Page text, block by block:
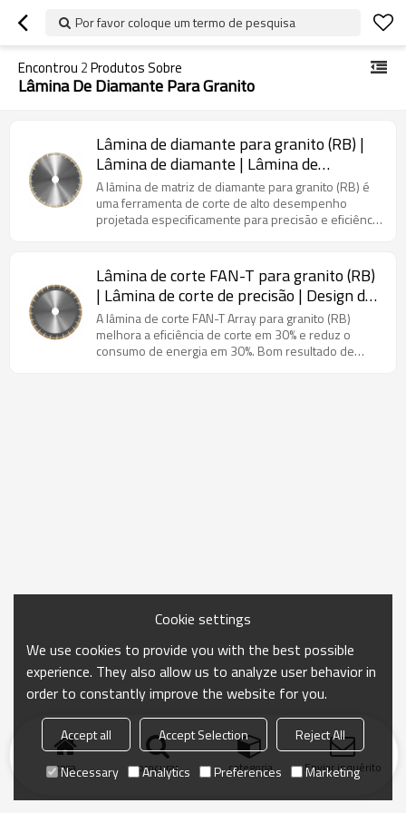
Por favor coloque um termo de pesquisa
Encontrou 2Produtos Sobre
Lâmina De Diamante Para Granito
Lâmina de diamante para granito (RB) |
Lâmina de diamante | Lâmina de
diamante
A lâmina de matriz de diamante para granito (RB) é
uma ferramenta de corte de alto desempenho
projetada especificamente para precisão e eficiência
precisão de corte superiores.
Lâmina de corte FAN-T para granito (RB)
| Lâmina de corte de precisão | Design de
segmentos dispostos
A lâmina de corte FAN-T Array para granito (RB)
melhora a eficiência de corte em 30% e reduz o
consumo de energia em 30%. Bom resultado de
casa procurar categoria Enviar inquérito
Cookie settings
We use cookies to provide you with the best possible
experience. They also allow us to analyze user behavior in
order to constantly improve the website for you.
Accept all Accept Selection
Reject All
Necessary
Analytics Preferences Marketing